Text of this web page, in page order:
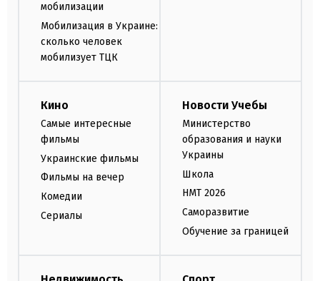
мобилизации
Мобилизация в Украине:
сколько человек
мобилизует ТЦК
Кино
Самые интересные
фильмы
Украинские фильмы
Фильмы на вечер
Комедии
Сериалы
Новости Учебы
Министерство
образования и науки
Украины
Школа
НМТ 2026
Саморазвитие
Обучение за границей